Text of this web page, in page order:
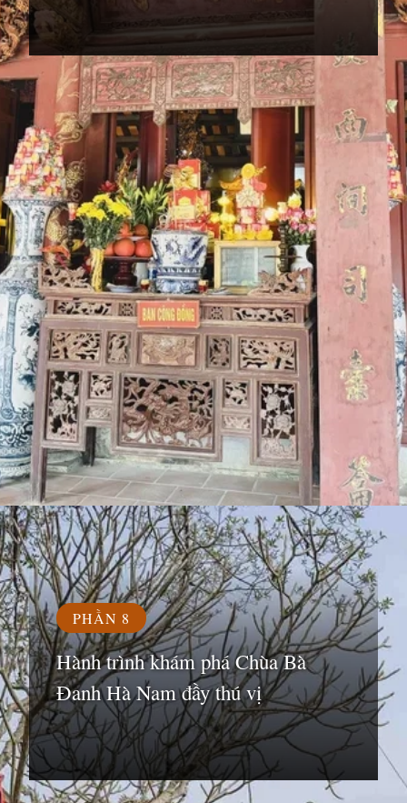
Đang mởhttps://susach.edu.vn/chua-ba-danh
PHẦN 8
Hành trình khám phá Chùa Bà
Đanh Hà Nam đầy thú vị